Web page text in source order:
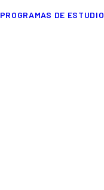
PROGRAMAS DE ESTUDIO